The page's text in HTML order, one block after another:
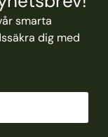
smarta
dig med